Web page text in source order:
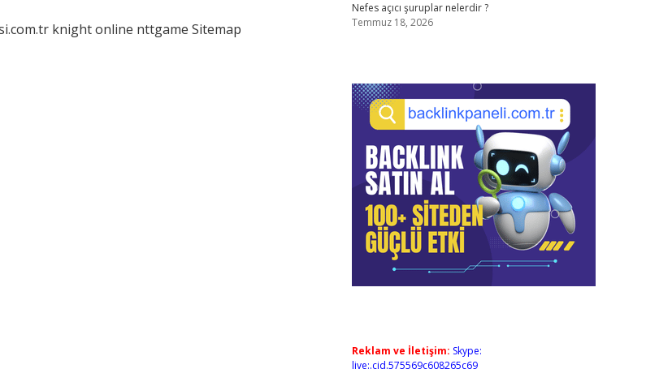
knight online nttgame Sitemap
Nefes açıcı şuruplar nelerdir ?
Temmuz 18, 2026
Reklam ve İletişim: Skype:
live:.cid.575569c608265c69